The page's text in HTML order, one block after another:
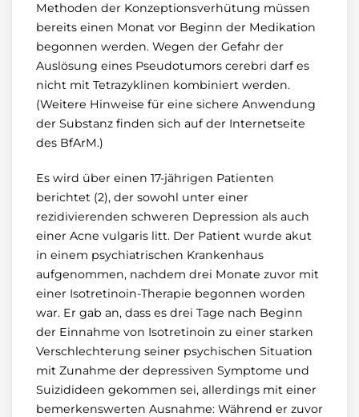
Methoden der Konzeptionsverhütung müssen
bereits einen Monat vor Beginn der Medikation
begonnen werden. Wegen der Gefahr der
Auslösung eines Pseudotumors cerebri darf es
nicht mit Tetrazyklinen kombiniert werden.
(Weitere Hinweise für eine sichere Anwendung
der Substanz finden sich auf der Internetseite
des BfArM.)
Es wird über einen 17-jährigen Patienten
berichtet (2), der sowohl unter einer
rezidivierenden schweren Depression als auch
einer Acne vulgaris litt. Der Patient wurde akut
in einem psychiatrischen Krankenhaus
aufgenommen, nachdem drei Monate zuvor mit
einer Isotretinoin-Therapie begonnen worden
war. Er gab an, dass es drei Tage nach Beginn
der Einnahme von Isotretinoin zu einer starken
Verschlechterung seiner psychischen Situation
mit Zunahme der depressiven Symptome und
Suizidideen gekommen sei, allerdings mit einer
bemerkenswerten Ausnahme: Während er zuvor